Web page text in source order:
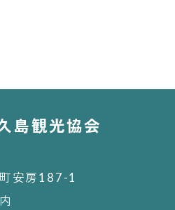
島観光協会
安房187-1